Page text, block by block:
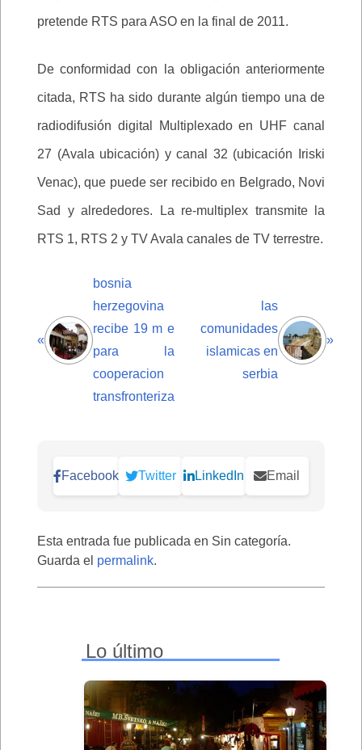
pretende RTS para ASO en la final de 2011.
De conformidad con la obligación anteriormente
citada, RTS ha sido durante algún tiempo una de
radiodifusión digital Multiplexado en UHF canal
27 (Avala ubicación) y canal 32 (ubicación Iriski
Venac), que puede ser recibido en Belgrado, Novi
Sad y alrededores. La re-multiplex transmite la
RTS 1, RTS 2 y TV Avala canales de TV terrestre.
«
bosnia
herzegovina
recibe 19 m e
para la
cooperacion
transfronteriza
las
comunidades
islamicas en
serbia
»
Facebook Twitter LinkedIn Email
Esta entrada fue publicada en Sin categoría.
Guarda el permalink.
Lo último